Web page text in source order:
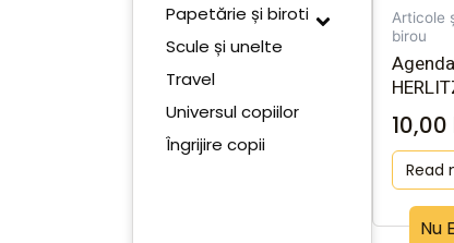
Papetărie și birotică
Scule și unelte
Travel
Universul copiilor
Îngrijire copii
Articole
birou
10,00
Read
Nu